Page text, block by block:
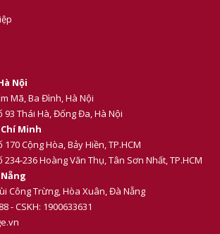
Nội
Mã, Ba Đình, Hà Nội
93 Thái Hà, Đống Đa, Hà Nội
Minh
Cộng Hòa, Bảy Hiền, TP.HCM
236 Hoàng Văn Thụ, Tân Sơn Nhất, TP.HCM
Công Trừng, Hòa Xuân, Đà Nẵng
- CSKH: 1900633631